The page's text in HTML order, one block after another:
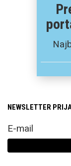
NEWSLETTER
E-mail